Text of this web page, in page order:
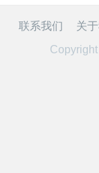
课
联系我们 关